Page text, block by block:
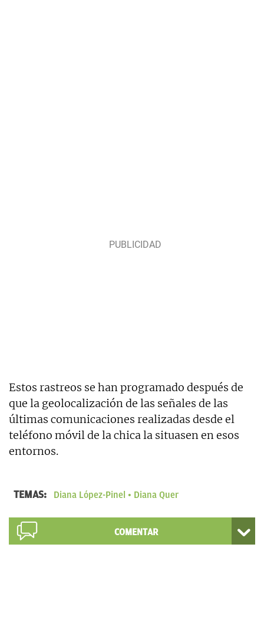
Estos rastreos se han programado después de
que la geolocalización de las señales de las
últimas comunicaciones realizadas desde el
teléfono móvil de la chica la situasen en esos
entornos.
TEMAS: Diana López-Pinel Diana Quer
COMENTAR